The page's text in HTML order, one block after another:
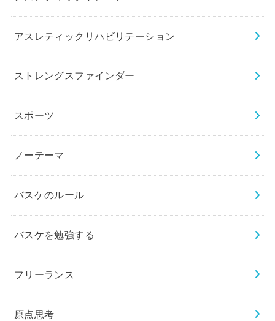
アスレティックリハビリテーション
ストレングスファインダー
スポーツ
ノーテーマ
バスケのルール
バスケを勉強する
フリーランス
原点思考